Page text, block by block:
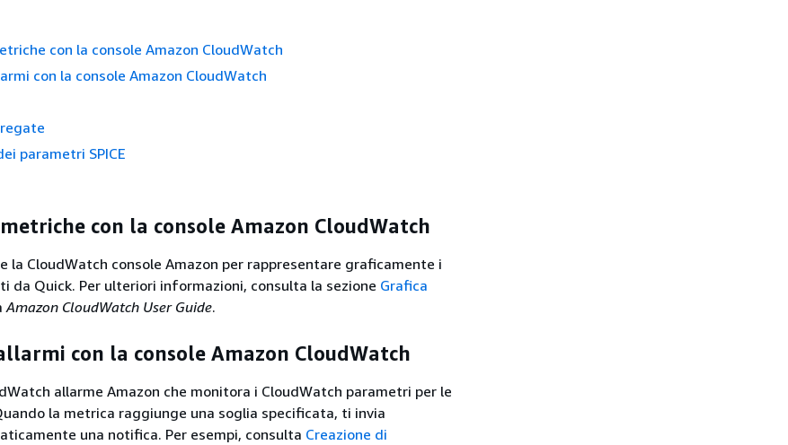
con la console Amazon CloudWatch
con la console Amazon CloudWatch
parametri SPICE
con la console Amazon CloudWatch
la CloudWatch console Amazon per rappresentare graficamente i
da Quick. Per ulteriori informazioni, consulta la sezione Grafica
Amazon CloudWatch User Guide.
con la console Amazon CloudWatch
allarme Amazon che monitora i CloudWatch parametri per le
la metrica raggiunge una soglia specificata, ti invia
una notifica. Per esempi, consulta Creazione di